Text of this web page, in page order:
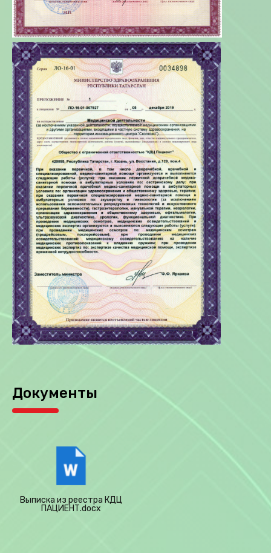
Документы
Выписка из реестра КДЦ
ПАЦИЕНТ.docx